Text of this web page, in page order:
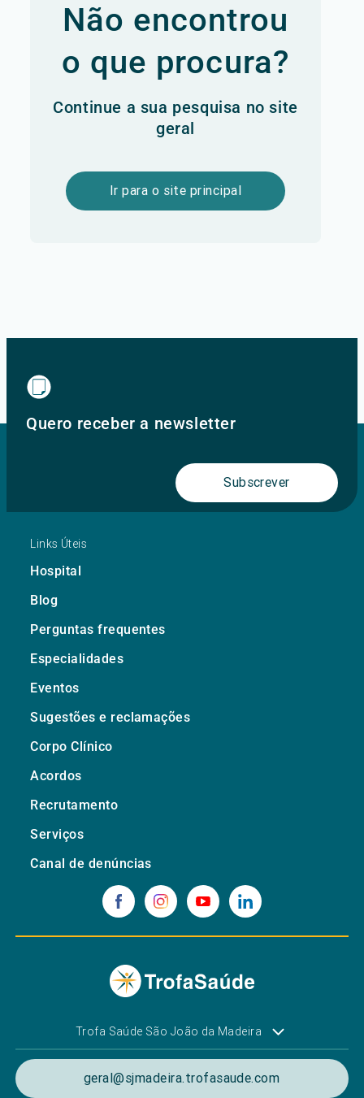
Não encontrou
o que procura?
Continue a sua pesquisa no site
geral
Ir para o site principal
Quero receber a newsletter
Subscrever
Links Úteis
Hospital
Blog
Perguntas frequentes
Especialidades
Eventos
Sugestões e reclamações
Corpo Clínico
Acordos
Recrutamento
Serviços
Canal de denúncias
Trofa Saúde São João da Madeira
geral@sjmadeira.trofasaude.com